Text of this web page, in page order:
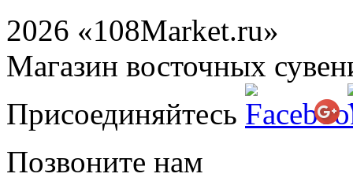
2026 «108Market.ru»
Магазин восточных
Присоединяйтесь
Позвоните нам